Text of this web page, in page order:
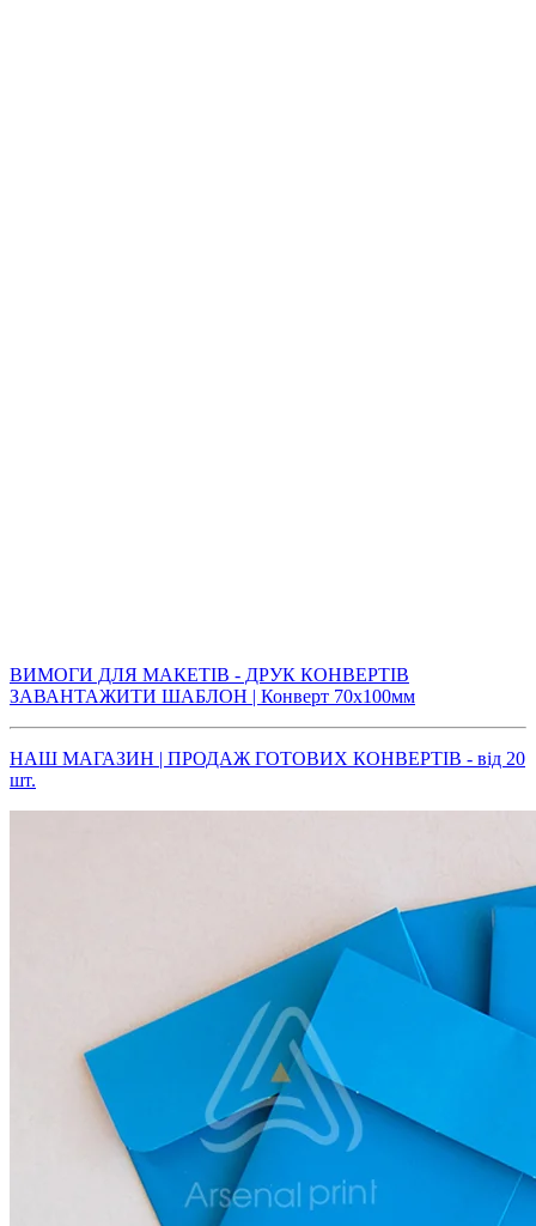
ВИМОГИ ДЛЯ МАКЕТІВ - ДРУК КОНВЕРТІВ
ЗАВАНТАЖИТИ ШАБЛОН | Конверт 70х100мм
НАШ МАГАЗИН | ПРОДАЖ ГОТОВИХ КОНВЕРТІВ - від 20
шт.